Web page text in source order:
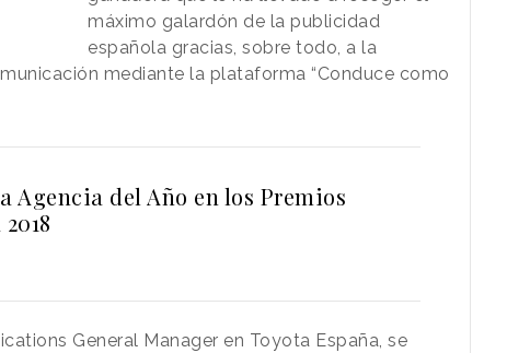
máximo galardón de la publicidad
española gracias, sobre todo, a la
mediante la plataforma “Conduce como
Agencia del Año en los Premios
General Manager en Toyota España, se